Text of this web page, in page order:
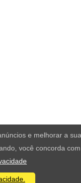
e melhorar a sua
você concorda